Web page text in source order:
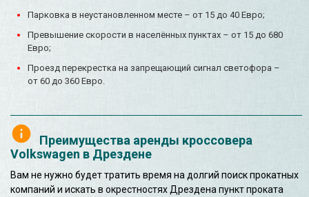
Парковка в неустановленном месте – от 15 до 40 Евро;
Превышение скорости в населённых пунктах – от 15 до 680
Евро;
Проезд перекрестка на запрещающий сигнал светофора –
от 60 до 360 Евро.
Преимущества аренды кроссовера
Volkswagen в Дрездене
Вам не нужно будет тратить время на долгий поиск прокатных
компаний и искать в окрестностях Дрездена пункт проката